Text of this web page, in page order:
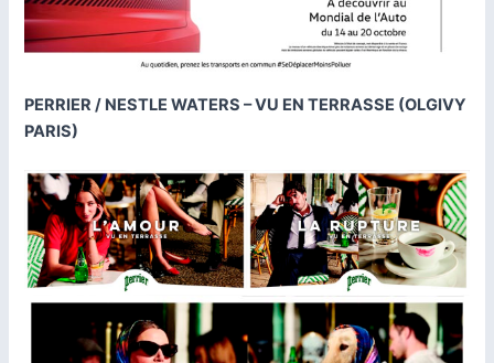
PERRIER / NESTLE WATERS – VU EN TERRASSE (OLGIVY
PARIS)